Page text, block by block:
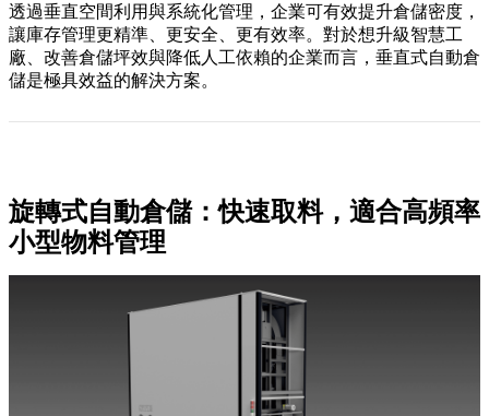
透過垂直空間利用與系統化管理，企業可有效提升倉儲密度，
讓庫存管理更精準、更安全、更有效率。對於想升級智慧工
廠、改善倉儲坪效與降低人工依賴的企業而言，垂直式自動倉
儲是極具效益的解決方案。
旋轉式自動倉儲：快速取料，適合高頻率
小型物料管理